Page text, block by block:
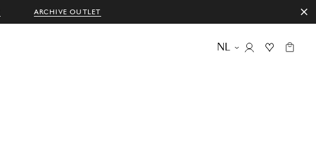
ARCHIVE OUTLET
NL